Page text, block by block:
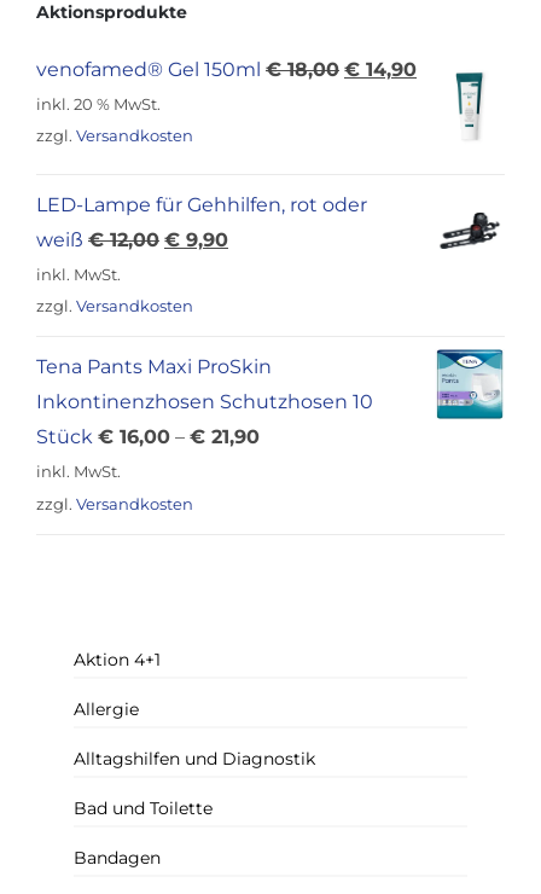
Aktionsprodukte
venofamed® Gel 150ml €18,00 Ursprünglicher
€ 14,90Aktueller
Preis
inkl. 20 % MwSt.
zzgl. Versandkosten
LED-Lampe für Gehhilfen, rot oder
weiß €12,00 Ursprünglicher
war:
€ 9,90Aktueller
inkl. MwSt.
zzgl. Versandkosten
Tena Pants Maxi ProSkin
Inkontinenzhosen Schutzhosen 10
Stück € 16,00 – € 21,90
inkl. MwSt.
zzgl. Versandkosten
Aktion 4+1
Allergie
Alltagshilfen und Diagnostik
Bad und Toilette
Bandagen